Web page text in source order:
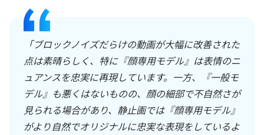
「ブロックノイズだらけの動画が大幅に改善された
点は素晴らしく、特に『顔専用モデル』は表情のニ
ュアンスを忠実に再現しています。一方、『一般モ
デル』も悪くはないものの、顔の細部で不自然さが
見られる場合があり、静止画では『顔専用モデル』
がより自然でオリジナルに忠実な表現をしているよ